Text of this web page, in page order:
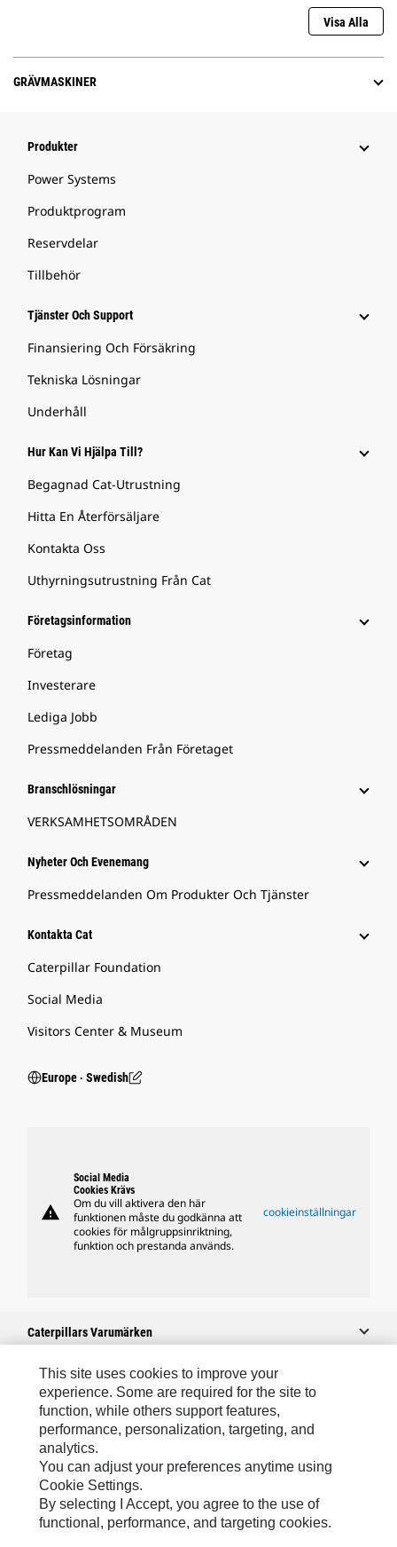
Visa Alla
GRÄVMASKINER
Produkter
Power Systems
Produktprogram
Reservdelar
Tillbehör
Tjänster Och Support
Finansiering Och Försäkring
Tekniska Lösningar
Underhåll
Hur Kan Vi Hjälpa Till?
Begagnad Cat-Utrustning
Hitta En Återförsäljare
Kontakta Oss
Uthyrningsutrustning Från Cat
Företagsinformation
Företag
Investerare
Lediga Jobb
Pressmeddelanden Från Företaget
Branschlösningar
VERKSAMHETSOMRÅDEN
Nyheter Och Evenemang
Pressmeddelanden Om Produkter Och Tjänster
Kontakta Cat
Caterpillar Foundation
Social Media
Visitors Center & Museum
Europe ‧ Swedish
warning
Social Media
Cookies Krävs
Om du vill aktivera den här
funktionen måste du godkänna att
cookies för målgruppsinriktning,
funktion och prestanda används.
cookieinställningar
Caterpillars Varumärken
Caterpillar.com
Kontakta Caterpillar
Mina Marknadsföringspreferenser
Platskarta
Cookie Settings
This site uses cookies to improve your
experience. Some are required for the site to
function, while others support features,
performance, personalization, targeting, and
analytics.
You can adjust your preferences anytime using
Cookie Settings.
By selecting I Accept, you agree to the use of
functional, performance, and targeting cookies.